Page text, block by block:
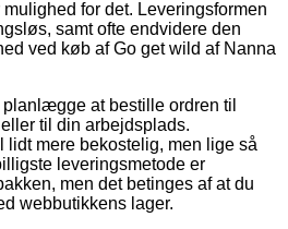
for det. Leveringsformen
samt ofte endvidere den
ved køb af Go get wild af Nanna
at bestille ordren til
til din arbejdsplads.
lidt mere bekostelig, men lige så
leveringsmetode er
men det betinges af at du
webbutikkens lager.